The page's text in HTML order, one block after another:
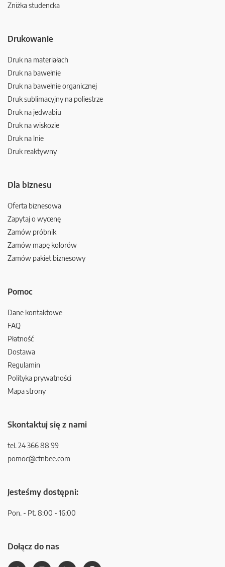
Zniżka studencka
Drukowanie
Druk na materiałach
Druk na bawełnie
Druk na bawełnie organicznej
Druk sublimacyjny na poliestrze
Druk na jedwabiu
Druk na wiskozie
Druk na lnie
Druk reaktywny
Dla biznesu
Oferta biznesowa
Zapytaj o wycenę
Zamów próbnik
Zamów mapę kolorów
Zamów pakiet biznesowy
Pomoc
Dane kontaktowe
FAQ
Płatność
Dostawa
Regulamin
Polityka prywatności
Mapa strony
Skontaktuj się z nami
tel. 24 366 88 99
pomoc@ctnbee.com
Jesteśmy dostępni:
Pon. - Pt. 8:00 - 16:00
Dołącz do nas